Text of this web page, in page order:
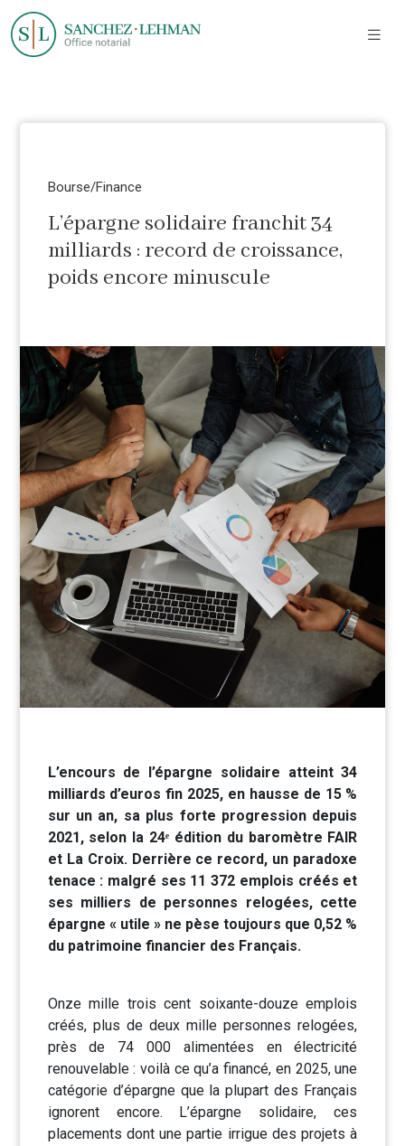
Bourse/Finance
L’épargne solidaire franchit 34
milliards : record de croissance,
poids encore minuscule
L’encours de l’épargne solidaire atteint 34
milliards d’euros fin 2025, en hausse de 15 %
sur un an, sa plus forte progression depuis
2021, selon la 24ᵉ édition du baromètre FAIR
et La Croix. Derrière ce record, un paradoxe
tenace : malgré ses 11 372 emplois créés et
ses milliers de personnes relogées, cette
épargne « utile » ne pèse toujours que 0,52 %
du patrimoine financier des Français.
Onze mille trois cent soixante-douze emplois
créés, plus de deux mille personnes relogées,
près de 74 000 alimentées en électricité
renouvelable : voilà ce qu’a financé, en 2025, une
catégorie d’épargne que la plupart des Français
ignorent encore. L’épargne solidaire, ces
placements dont une partie irrigue des projets à